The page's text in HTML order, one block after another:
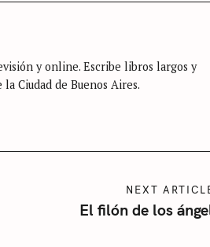
y online. Escribe libros largos y
Ciudad de Buenos Aires.
NEXT
El filón de los